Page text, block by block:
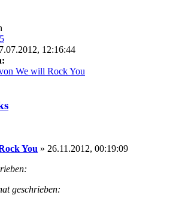
12:16:44
We will Rock You
You » 26.11.2012, 00:19:09
geschrieben: